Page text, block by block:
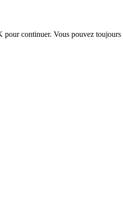
pour continuer. Vous pouvez